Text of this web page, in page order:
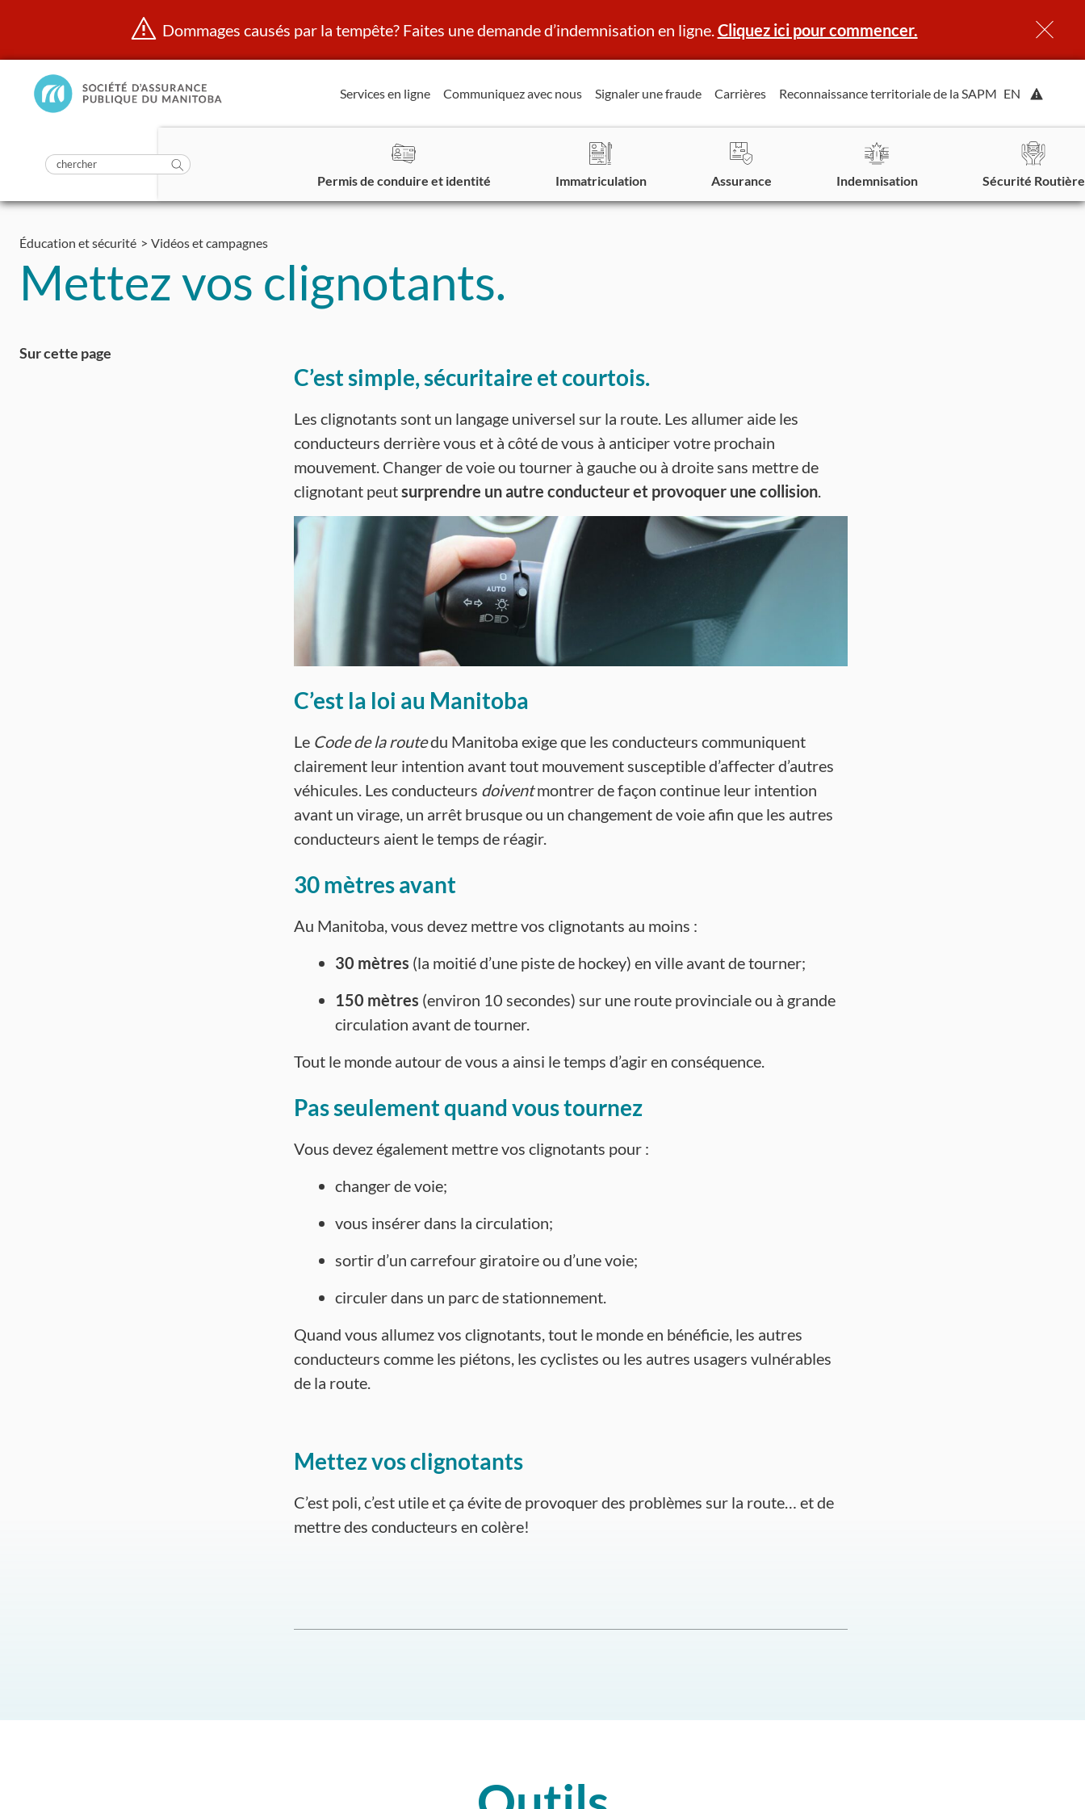
Aller
contenu
Dommages causés par la tempête? Faites une demande d’indemnisation en ligne.Cliquez ici pour commencer.
Manitoba
Public
Services en ligne Communiquez avec nous Signaler une fraude Carrières Reconnaissance territoriale de la SAPM EN
Rechercher
https://www.mpi.mb.ca/fr/
soumettre
la
recherche
Permis de conduire et identité Immatriculation Assurance Indemnisation Sécurité Routière
Éducation et sécurité Vidéos et campagnes
Mettez vos clignotants.
Sur cette page
C’est simple, sécuritaire et courtois.
Les clignotants sont un langage universel sur la route. Les allumer aide les
conducteurs derrière vous et à côté de vous à anticiper votre prochain
mouvement. Changer de voie ou tourner à gauche ou à droite sans mettre de
clignotant peutsurprendre un autre conducteur et provoquer une collision.
C’est la loi au Manitoba
Le Code de la routedu Manitoba exige que les conducteurs communiquent
clairement leur intention avant tout mouvement susceptible d’affecter d’autres
véhicules. Les conducteurs doiventmontrer de façon continue leur intention
avant un virage, un arrêt brusque ou un changement de voie afin que les autres
conducteurs aient le temps de réagir.
30 mètres avant
Au Manitoba, vous devez mettre vos clignotants au moins :
30 mètres (la moitié d’une piste de hockey) en ville avant de tourner;
150 mètres (environ 10 secondes) sur une route provinciale ou à grande
circulation avant de tourner.
Tout le monde autour de vous a ainsi le temps d’agir en conséquence.
Pas seulement quand vous tournez
Vous devez également mettre vos clignotants pour :
changer de voie;
vous insérer dans la circulation;
sortir d’un carrefour giratoire ou d’une voie;
circuler dans un parc de stationnement.
Quand vous allumez vos clignotants, tout le monde en bénéficie, les autres
conducteurs comme les piétons, les cyclistes ou les autres usagers vulnérables
de la route.
Mettez vos clignotants
C’est poli, c’est utile et ça évite de provoquer des problèmes sur la route… et de
mettre des conducteurs en colère!